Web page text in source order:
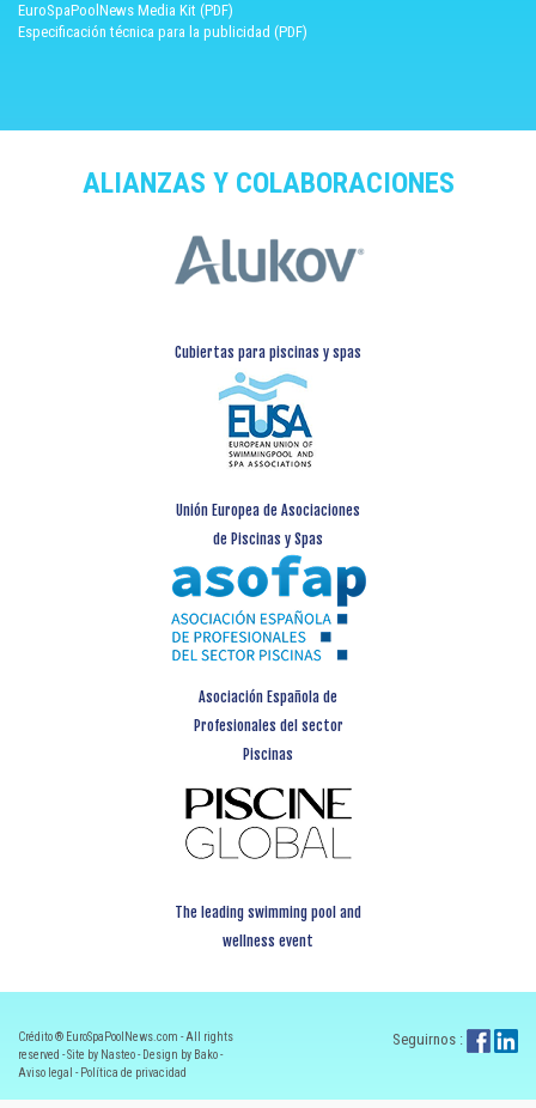
EuroSpaPoolNews Media Kit (PDF)
Especificación técnica para la publicidad (PDF)
ALIANZAS Y COLABORACIONES
Cubiertas para piscinas y spas
Unión Europea de Asociaciones
de Piscinas y Spas
Asociación Española de
Profesionales del sector
Piscinas
The leading swimming pool and
wellness event
Crédito ® EuroSpaPoolNews.com - All rights
reserved - Site by Nasteo - Design by Bako -
Aviso legal - Política de privacidad
Seguirnos :